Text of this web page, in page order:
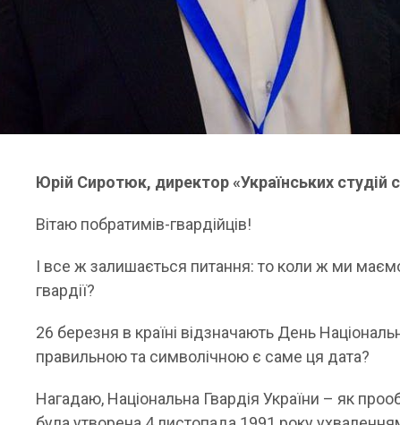
Юрій Сиротюк, директор «Українських студій
Вітаю побратимів-гвардійців!
І все ж залишається питання: то коли ж ми
гвардії?
26 березня в країні відзначають День
правильною та символічною є саме ця дата?
Нагадаю, Національна Гвардія України – як